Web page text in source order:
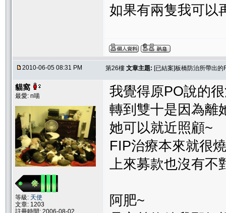
如果有兩隻我可以
2010-06-05 08:31 PM 第26樓 文章主題: [已結案]板橋防治所帶出
貓窩
最愛: n喵
等級: 天使
文章: 1203
註冊時間: 2006-08-02
我覺得原PO說的
轉到雙十是因為離
她可以就近照顧~
FIP治療本來就很
上來募款也沒有不
阿肥~